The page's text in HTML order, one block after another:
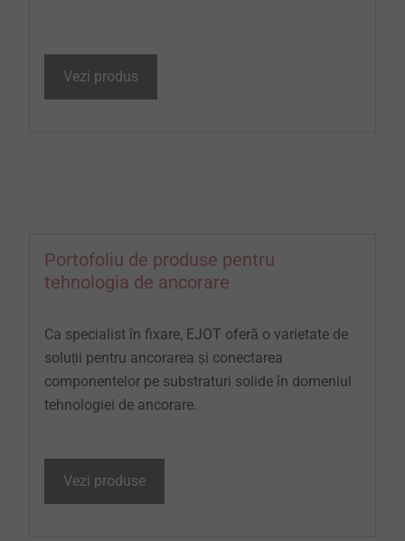
Vezi produs
Portofoliu de produse pentru
tehnologia de ancorare
Ca specialist în fixare, EJOT oferă o varietate de
soluții pentru ancorarea și conectarea
componentelor pe substraturi solide în domeniul
tehnologiei de ancorare.
Vezi produse